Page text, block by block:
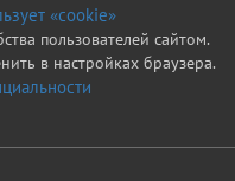
«cookie»
пользователей сайтом.
в настройках браузера.